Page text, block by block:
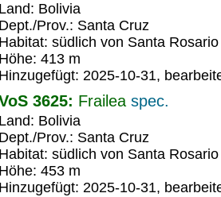
Land: Bolivia
Dept./Prov.: Santa Cruz
Habitat: südlich von Santa Rosario
Höhe: 413 m
Hinzugefügt: 2025-10-31,
3625: Frailea spec.
Land: Bolivia
Dept./Prov.: Santa Cruz
Habitat: südlich von Santa Rosario
Höhe: 453 m
Hinzugefügt: 2025-10-31,